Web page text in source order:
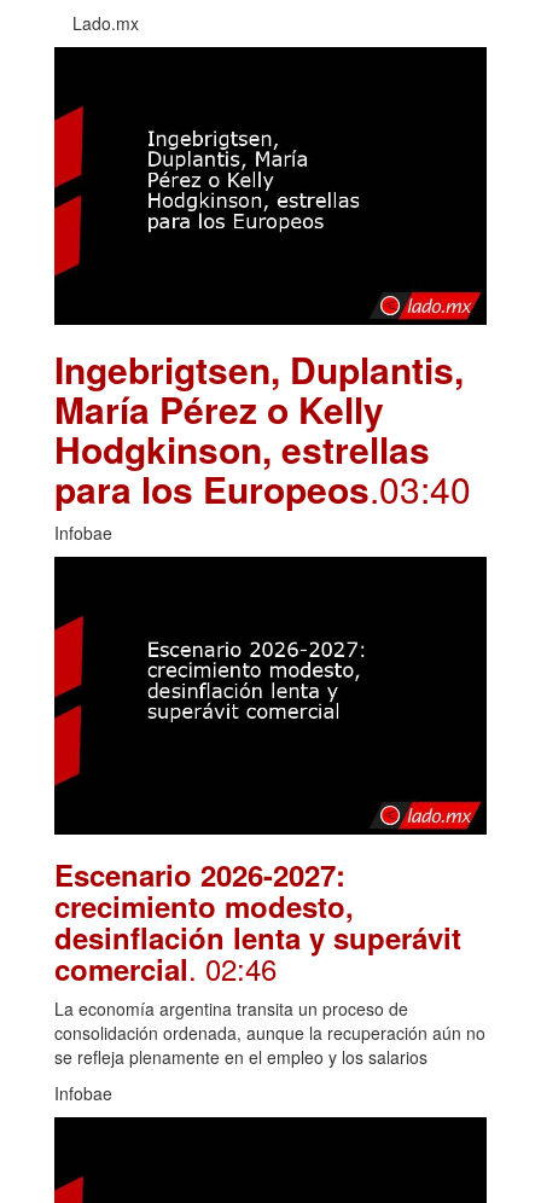
Lado.mx
Ingebrigtsen, Duplantis,
María Pérez o Kelly
Hodgkinson, estrellas
para los Europeos.03:40
Infobae
Escenario 2026-2027:
crecimiento modesto,
desinflación lenta y superávit
comercial. 02:46
La economía argentina transita un proceso de
consolidación ordenada, aunque la recuperación aún no
se refleja plenamente en el empleo y los salarios
Infobae